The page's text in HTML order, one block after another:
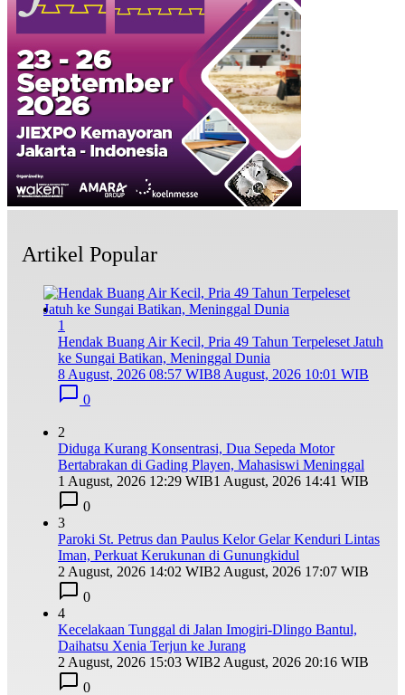
Artikel Popular
1
Hendak Buang Air Kecil, Pria 49 Tahun Terpeleset Jatuh
ke Sungai Batikan, Meninggal Dunia
8 August, 2026 08:57 WIB8 August, 2026 10:01 WIB
0
2
Diduga Kurang Konsentrasi, Dua Sepeda Motor
Bertabrakan di Gading Playen, Mahasiswi Meninggal
1 August, 2026 12:29 WIB1 August, 2026 14:41 WIB
0
3
Paroki St. Petrus dan Paulus Kelor Gelar Kenduri Lintas
Iman, Perkuat Kerukunan di Gunungkidul
2 August, 2026 14:02 WIB2 August, 2026 17:07 WIB
0
4
Kecelakaan Tunggal di Jalan Imogiri-Dlingo Bantul,
Daihatsu Xenia Terjun ke Jurang
2 August, 2026 15:03 WIB2 August, 2026 20:16 WIB
0